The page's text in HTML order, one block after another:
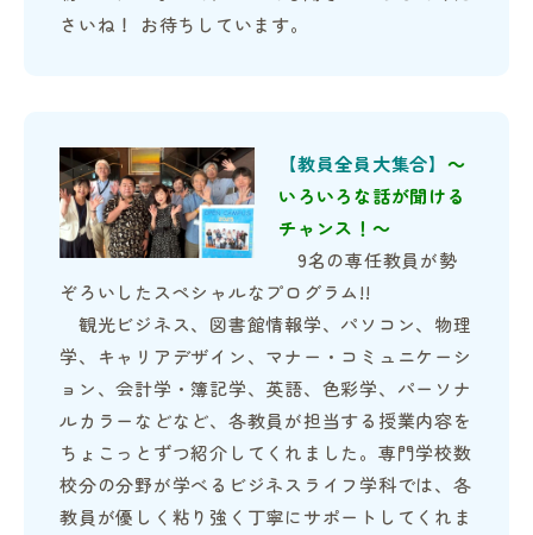
さいね！ お待ちしています。
【教員全員大集合】 ～
いろいろな話が聞ける
チャンス！～
9名の専任教員が勢
ぞろいしたスペシャルなプログラム!!
観光ビジネス、図書館情報学、パソコン、物理
学、キャリアデザイン、マナー・コミュニケーシ
ョン、会計学・簿記学、英語、色彩学、パーソナ
ルカラーなどなど、各教員が担当する授業内容を
ちょこっとずつ紹介してくれました。専門学校数
校分の分野が学べるビジネスライフ学科では、各
教員が優しく粘り強く丁寧にサポートしてくれま